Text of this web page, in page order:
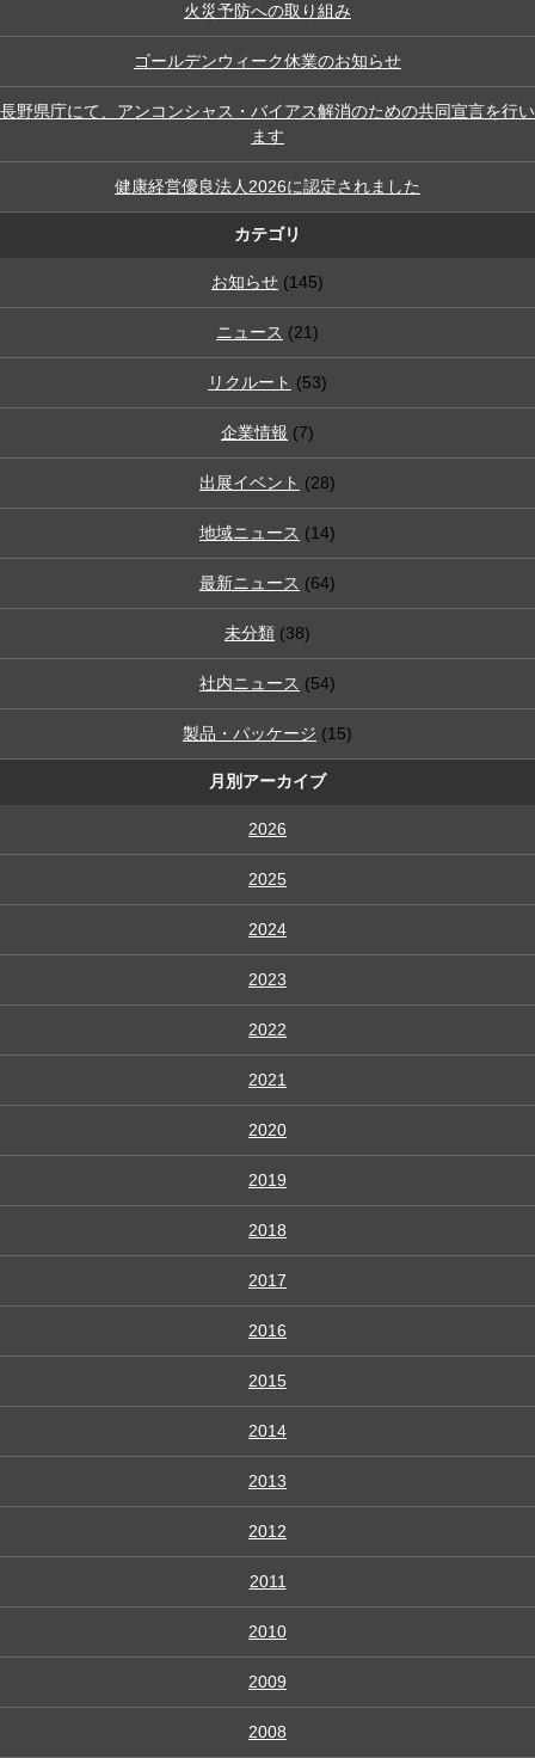
火災予防への取り組み
ゴールデンウィーク休業のお知らせ
長野県庁にて、アンコンシャス・バイアス解消のための共同宣言を行い
ます
健康経営優良法人2026に認定されました
カテゴリ
お知らせ (145)
ニュース (21)
リクルート (53)
企業情報 (7)
出展イベント (28)
地域ニュース (14)
最新ニュース (64)
未分類 (38)
社内ニュース (54)
製品・パッケージ (15)
月別アーカイブ
2026
2025
2024
2023
2022
2021
2020
2019
2018
2017
2016
2015
2014
2013
2012
2011
2010
2009
2008